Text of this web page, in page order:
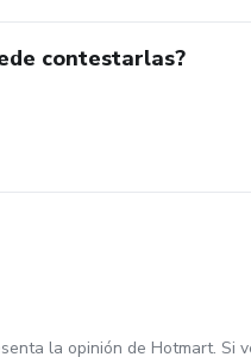
contestarlas?
la opinión de Hotmart. Si